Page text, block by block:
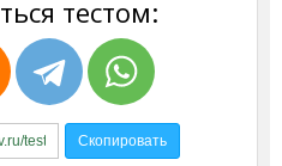
тестом: